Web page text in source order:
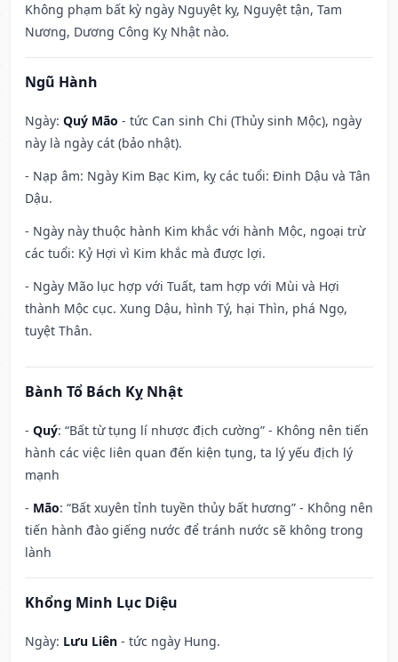
Không phạm bất kỳ ngày Nguyệt kỵ, Nguyệt tận, Tam
Nương, Dương Công Kỵ Nhật nào.
Ngũ Hành
Ngày: Quý Mão - tức Can sinh Chi (Thủy sinh Mộc), ngày
này là ngày cát (bảo nhật).
- Nạp âm: Ngày Kim Bạc Kim, kỵ các tuổi: Đinh Dậu và Tân
Dậu.
- Ngày này thuộc hành Kim khắc với hành Mộc, ngoại trừ
các tuổi: Kỷ Hợi vì Kim khắc mà được lợi.
- Ngày Mão lục hợp với Tuất, tam hợp với Mùi và Hợi
thành Mộc cục. Xung Dậu, hình Tý, hại Thìn, phá Ngọ,
tuyệt Thân.
Bành Tổ Bách Kỵ Nhật
- Quý: “Bất từ tụng lí nhược địch cường” - Không nên tiến
hành các việc liên quan đến kiện tụng, ta lý yếu địch lý
mạnh
- Mão: “Bất xuyên tỉnh tuyền thủy bất hương” - Không nên
tiến hành đào giếng nước để tránh nước sẽ không trong
lành
Khổng Minh Lục Diệu
Ngày: Lưu Liên - tức ngày Hung.